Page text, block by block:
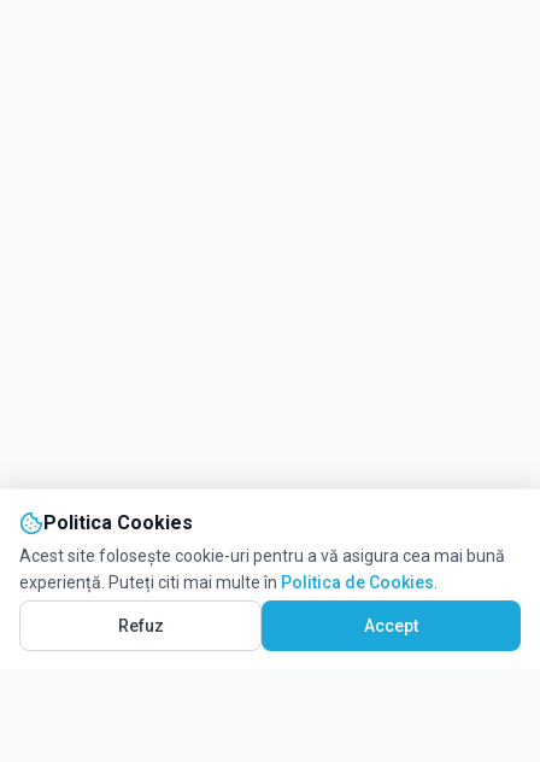
Vezi pe Hartă
Politica Cookies
Acest site folosește cookie-uri pentru a vă asigura cea mai bună
experiență. Puteți citi mai multe în Politica de Cookies
Refuz Accept